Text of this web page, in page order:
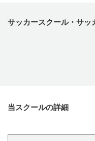
サッカースクール・サッ
当スクールの詳細